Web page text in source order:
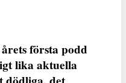
första podd
lika aktuella